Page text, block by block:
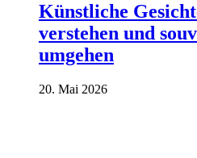
Künstliche
verstehen und
umgehen
20. Mai 2026